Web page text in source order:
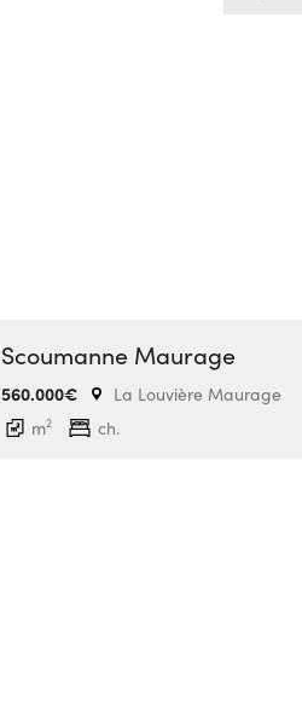
Scoumanne Maurage
560.000€
La Louvière Maurage
m2 ch.